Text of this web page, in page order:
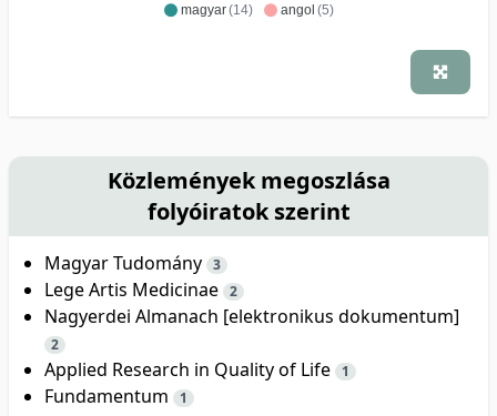
magyar(14) angol (5)
Közlemények megoszlása
folyóiratok szerint
Magyar Tudomány 3
Lege Artis Medicinae 2
Nagyerdei Almanach [elektronikus dokumentum]
2
Applied Research in Quality of Life 1
Fundamentum 1